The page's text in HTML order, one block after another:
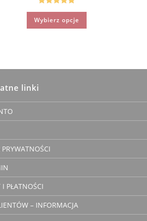
169.90 zł.
Oceniono
5.00na 5
Wybierz opcje
Ten
ma
na
linki
PŁATNOŚCI
– INFORMACJA